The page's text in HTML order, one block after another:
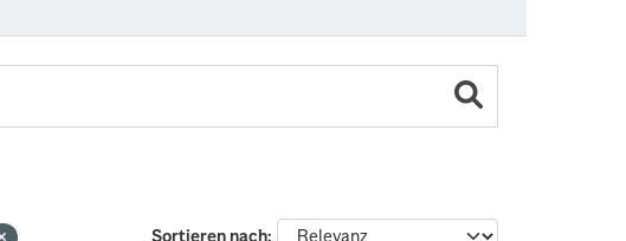
Sortieren nach